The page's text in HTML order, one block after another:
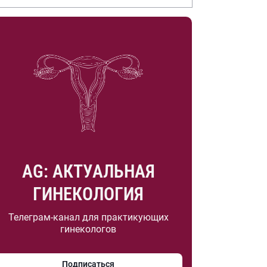
AG: АКТУАЛЬНАЯ
ГИНЕКОЛОГИЯ
Телеграм-канал для практикующих
гинекологов
Подписаться